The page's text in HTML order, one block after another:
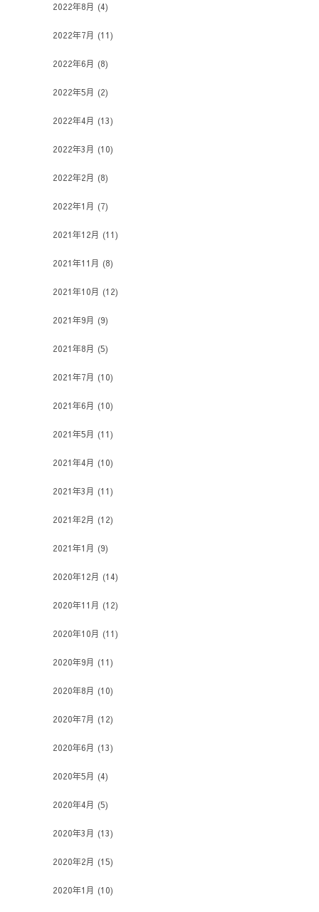
2022年8月 (4)
2022年7月 (11)
2022年6月 (8)
2022年5月 (2)
2022年4月 (13)
2022年3月 (10)
2022年2月 (8)
2022年1月 (7)
2021年12月 (11)
2021年11月 (8)
2021年10月 (12)
2021年9月 (9)
2021年8月 (5)
2021年7月 (10)
2021年6月 (10)
2021年5月 (11)
2021年4月 (10)
2021年3月 (11)
2021年2月 (12)
2021年1月 (9)
2020年12月 (14)
2020年11月 (12)
2020年10月 (11)
2020年9月 (11)
2020年8月 (10)
2020年7月 (12)
2020年6月 (13)
2020年5月 (4)
2020年4月 (5)
2020年3月 (13)
2020年2月 (15)
2020年1月 (10)